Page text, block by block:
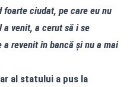
foarte ciudat, pe care eu nu
a venit, a cerut să i se
a revenit în bancă și nu a mai
al statului a pus la